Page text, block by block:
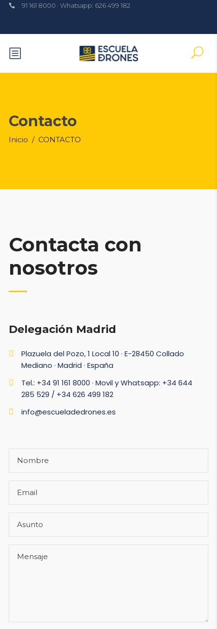
91 161 8000 · Whatsapp: 626 499 182
Contacto
Inicio / CONTACTO
Contacta con
nosotros
Delegación Madrid
Plazuela del Pozo, 1 Local 10 · E-28450 Collado
Mediano · Madrid · España
Tel.: +34 91 161 8000 · Movil y Whatsapp: +34 644
285 529 / +34 626 499 182
info@escueladedrones.es